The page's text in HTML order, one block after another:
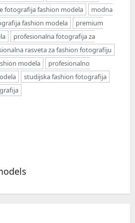
fotografija fashion modela
modna
fashion modela
premium
profesionalna fotografija za
rasveta za fashion fotografiju
modela
profesionalno
studijska fashion fotografija